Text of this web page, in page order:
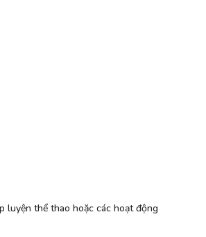
luyện thể thao hoặc các hoạt động